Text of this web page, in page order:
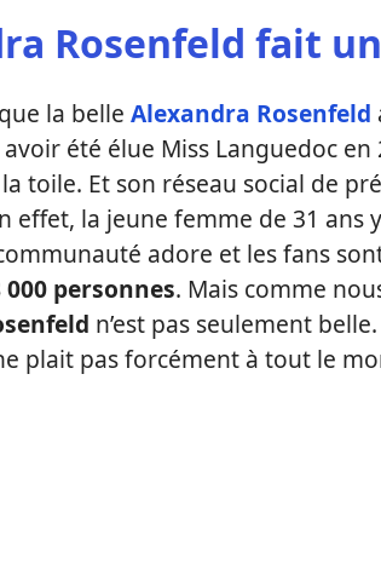
Rosenfeld fait
la belle Alexandra Rosenfeld
été élue Miss Languedoc
toile. Et son réseau social de
effet, la jeune femme de 31 ans
adore et les fans
000 personnes. Mais comme
n’est pas seulement
plait pas forcément à tout le